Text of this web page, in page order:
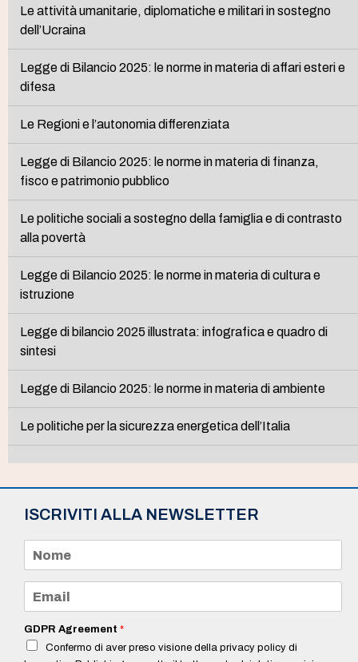
Le attività umanitarie, diplomatiche e militari in sostegno
dell’Ucraina
Legge di Bilancio 2025: le norme in materia di affari esteri e
difesa
Le Regioni e l’autonomia differenziata
Legge di Bilancio 2025: le norme in materia di finanza,
fisco e patrimonio pubblico
Le politiche sociali a sostegno della famiglia e di contrasto
alla povertà
Legge di Bilancio 2025: le norme in materia di cultura e
istruzione
Legge di bilancio 2025 illustrata: infografica e quadro di
sintesi
Legge di Bilancio 2025: le norme in materia di ambiente
Le politiche per la sicurezza energetica dell’Italia
ISCRIVITI ALLA NEWSLETTER
m
e
a
i
*
GDPR Agreement *
Confermo di aver preso visione della privacy policy di